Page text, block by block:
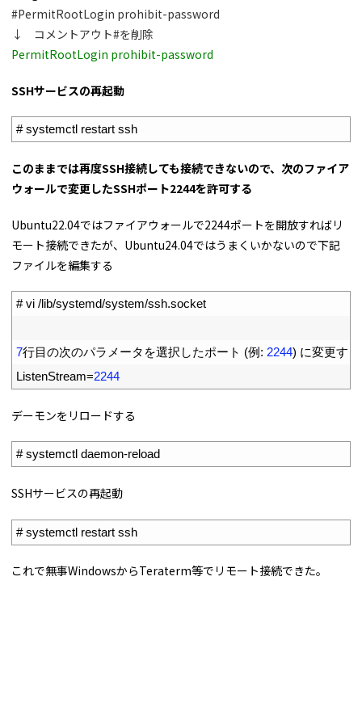
#PermitRootLogin prohibit-password
↓ コメントアウト#を削除
PermitRootLogin prohibit-password
SSHサービスの再起動
# systemctl restart ssh
このままでは再度SSH接続しても接続できないので、次のファイア
ウォールで変更したSSHポート2244を許可する
Ubuntu22.04ではファイアウォールで2244ポートを開放すればリ
モート接続できたが、Ubuntu24.04ではうまくいかないので下記
ファイルを編集する
# vi /lib/systemd/system/ssh.socket
7行目の次のパラメータを選択したポート (例: 2244) に変更する
ListenStream=2244
デーモンをリロードする
# systemctl daemon-reload
SSHサービスの再起動
# systemctl restart ssh
これで無事WindowsからTeraterm等でリモート接続できた。